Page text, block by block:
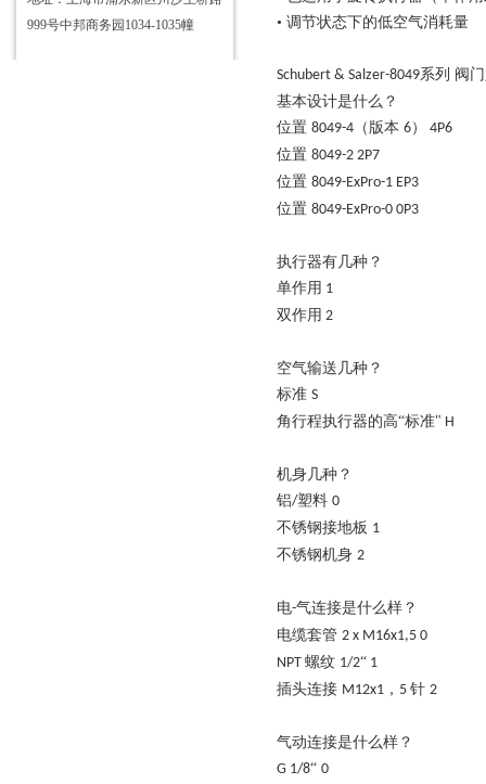
999号中邦商务园1034-1035幢
• 调节状态下的低空气消耗量
Schubert & Salzer-8049系列 阀
基本设计是什么？
位置 8049-4 （版本 6）
4P6
位置 8049-2 2P7
位置 8049-ExPro-1 EP3
位置 8049-ExPro-0 0P3
执行器有几种？
单作用 1
双作用 2
空气输送几种？
标准 S
角行程执行器的高“标准" H
机身几种？
铝/塑料 0
不锈钢接地板 1
不锈钢机身 2
电-气连接是什么样？
电缆套管 2 x M16x1,5 0
NPT 螺纹 1/2“ 1
插头连接 M12x1 ， 5 针 2
气动连接是什么样？
G 1/8“ 0